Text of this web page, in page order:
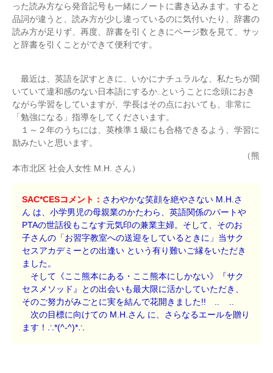
った読み方なら発音記号も一緒にノートに書き込みます。すると
品詞が違うと、読み方が少し違っているのに気付いたり、辞書の
読み方が足りず、再度、辞書を引くときにページ数を見て、サッ
と辞書を引くことができて便利です。
最近は、英語を訳すときに、いかにナチュラルな、私たちが聞
いていて違和感のない日本語にするか‥ということに念頭におき
ながら学習をしていますが、学長はその点においても、非常に
「勉強になる」指導をしてくださいます。
１～２年のうちには、英検準１級にも合格できるよう、学習に
励みたいと思います。
（熊
本市北区 社会人女性 M.H. さん）
SAC*CESコメント： さわやかな笑顔を絶やさない M.H.さ
ん は、小学男児の母親業のかたわら、英語関係のパートや
PTAの世話役もこなす元気印の兼業主婦。そして、そのお
子さんの「お習字教室への送迎をしているときに」当サク
セスアカデミーとの出逢い という有り難いご縁をいただき
ました。
そして《ここ熊本にある・ここ熊本にしかない》『サク
セスメソッド』との出会いも最大限に活かしていただき、
そのご努力がみごとに実を結んで花開きました!! ..
次の目標に向けての M.H.さん に、さらなるエールを贈り
ます！∴*(^-^)*∴